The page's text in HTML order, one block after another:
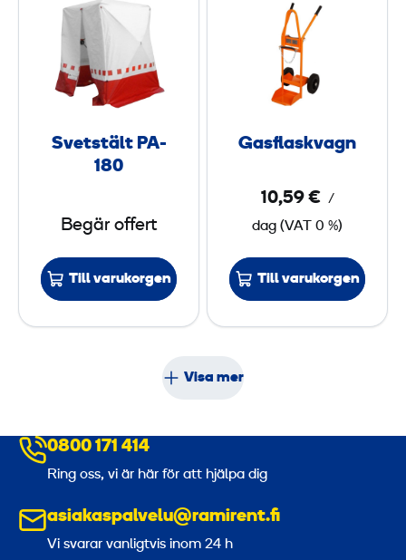
e
n
v
s
t
ä
l
A
-
1
8
0
Svetstält PA-
180
Begär offert
Till varukorgen
a
s
f
l
a
g
n
Gasflaskvagn
10,59 € /
dag (VAT 0 %)
Till varukorgen
Visa mer
0800 171 414
Ring oss, vi är här för att hjälpa dig
asiakaspalvelu@ramirent.fi
Vi svarar vanligtvis inom 24 h